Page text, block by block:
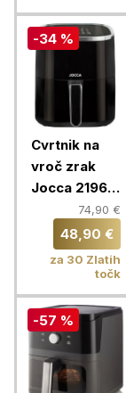
-34 %
Cvrtnik na
vroč zrak
Jocca 2196,
5 L, 1450 W
74,90 €
48,90 €
za 30 Zlatih
točk
-57 %